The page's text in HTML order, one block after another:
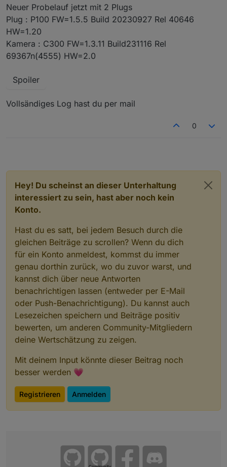
Neuer Probelauf jetzt mit 2 Plugs
Plug : P100 FW=1.5.5 Build 20230927 Rel 40646
HW=1.20
Kamera : C300 FW=1.3.11 Build231116 Rel
69367n(4555) HW=2.0
Spoiler
Vollsändiges Log hast du per mail
0
Hey! Du scheinst an dieser Unterhaltung
interessiert zu sein, hast aber noch kein
Konto.
Hast du es satt, bei jedem Besuch durch die
gleichen Beiträge zu scrollen? Wenn du dich
für ein Konto anmeldest, kommst du immer
genau dorthin zurück, wo du zuvor warst, und
kannst dich über neue Antworten
benachrichtigen lassen (entweder per E-Mail
oder Push-Benachrichtigung). Du kannst auch
Lesezeichen speichern und Beiträge positiv
bewerten, um anderen Community-Mitgliedern
deine Wertschätzung zu zeigen.
Mit deinem Input könnte dieser Beitrag noch
besser werden 💗
Registrieren Anmelden